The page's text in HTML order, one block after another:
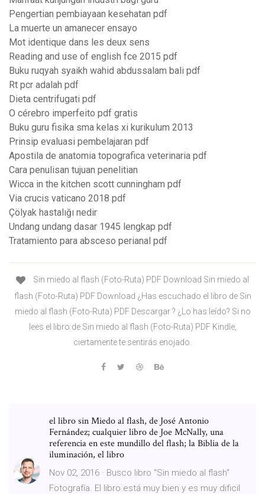
Pengertian pembiayaan kesehatan pdf
La muerte un amanecer ensayo
Mot identique dans les deux sens
Reading and use of english fce 2015 pdf
Buku ruqyah syaikh wahid abdussalam bali pdf
Rt pcr adalah pdf
Dieta centrifugati pdf
O cérebro imperfeito pdf gratis
Buku guru fisika sma kelas xi kurikulum 2013
Prinsip evaluasi pembelajaran pdf
Apostila de anatomia topografica veterinaria pdf
Cara penulisan tujuan penelitian
Wicca in the kitchen scott cunningham pdf
Via crucis vaticano 2018 pdf
Çölyak hastalığı nedir
Undang undang dasar 1945 lengkap pdf
Tratamiento para absceso perianal pdf
Sin miedo al flash (Foto-Ruta) PDF Download Sin miedo al
flash (Foto-Ruta) PDF Download ¿Has escuchado el libro de Sin
miedo al flash (Foto-Ruta) PDF Descargar ? ¿Lo has leído? Si no
lees el libro de Sin miedo al flash (Foto-Ruta) PDF Kindle,
ciertamente te sentirás enojado.
el libro sin Miedo al flash, de José Antonio
Fernández; cualquier libro de Joe McNally, una
referencia en este mundillo del flash; la Biblia de la
iluminación, el libro
Nov 02, 2016 · Busco libro "Sin miedo al flash"
Fotografía. El libro está muy bien y es muy dificil